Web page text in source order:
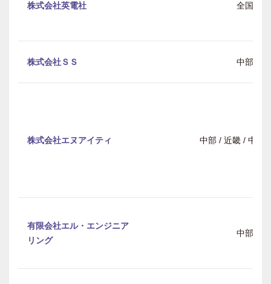
株式会社英電社 全国
株式会社ＳＳ 中部
株式会社エヌアイティ 中部 / 近畿 / 中国
有限会社エル・エンジニア
リング
中部